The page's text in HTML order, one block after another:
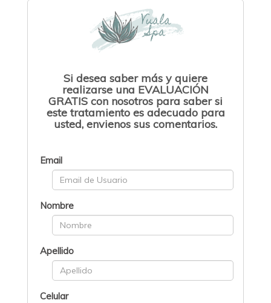
Si desea saber más y quiere
realizarse una EVALUACIÓN
GRATIS con nosotros para saber si
este tratamiento es adecuado para
usted, envienos sus comentarios.
Email
Nombre
Apellido
Celular